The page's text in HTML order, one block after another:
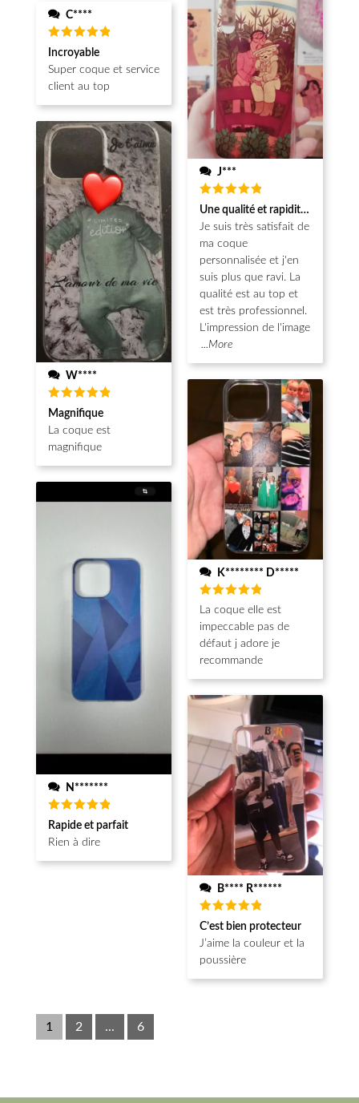
C****
Note5
sur 5
Incroyable
Super coque et service
client au top
W****
Note5
sur 5
Magnifique
La coque est
magnifique
N*******
Note5
sur 5
Rapide et parfait
Rien à dire
J***
Note5
sur 5
Une qualité et rapidité au top!
Je suis très satisfait de
ma coque
personnalisée et j'en
suis plus que ravi. La
qualité est au top et
est très professionnel.
L'impression de l'image
...More
K******** D*****
Note5
sur 5
La coque elle est
impeccable pas de
défaut j adore je
recommande
B**** R******
Note5
sur 5
C’est bien protecteur
J’aime la couleur et la
poussière
1 2 ... 6